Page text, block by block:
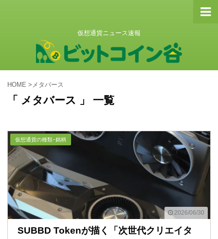
仮想通貨ニュース速報
HOME > メタバース
「 メタバース 」 一覧
2026/06/30
仮想通貨の種類･銘柄
SUBBD Tokenが描く「次世代クリエイタ